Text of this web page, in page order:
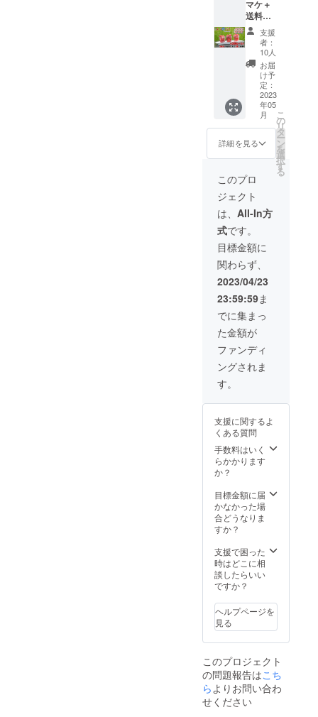
下さ
い。 配
送方
法：ヤ
マト運
輸の冷
凍便で
お届け
させて
いただ
きま
す。※配
送業者
の指定
かねま
す。 送
料：送
料込 ■
ら到着
の目安
・関西
以西：
発送
後、翌
日着予
定 ・関
西以
東：発
送後、
翌々日
着予定
縄・離
島への
配送は
行って
おりま
せん。
安※お届
け日目
安につ
候や気
候、交
通状況
などに
届けが
り、前
後する
場合も
ござい
ますの
で、予
めご了
福岡県
産 内容
(1袋)：
福岡県
産真空
冷凍あ
まおう
約300g
賞味期
限：冷
凍で製
造より
半年、
早めに
上がり
下さ
い。 保
存方
法：
18℃以
下の冷
凍庫で
てくだ
さい。
保存後
も半年
以内に
お召し
上がり
送方
法：ヤ
マト運
輸の冷
凍便で
お届け
きま
す。※配
送業者
かねま
す。 送
料：送
料込 ■
ら到着
の目安
・関西
以西：
後、翌
日着予
定 ・関
西以
冷凍し
て､美味
しさそ
のまま♪
商品情
報：冷
凍あま
おう(約
300g)×
10袋 原
産地：
福岡県
産 内容
産真空
冷凍あ
まおう
約300g
賞味期
限：冷
凍で製
造より
半年、
解凍後
は、お
早めに
お召し
上がり
下さ
い。 保
存方
法：
凍庫で
保存し
てくだ
さい。
保存後
も半年
上がり
下さ
い。 配
マト運
輸の冷
凍便で
お届け
いただ
きま
す。※配
送業者
は出来
かねま
す。 送
料：送
料込 ■
マケ＋
送料
込】新
鮮♪朝摘
み冷凍
あま凍
おう約
300g×6
袋 5袋
のリ
ターン
金額
で、も
う1袋オ
マケで
ご提供♪
獲れた
その日
のうち
に真空
冷凍し
て､美味
しさそ
のまま♪
商品情
報：冷
凍あま
おう(約
300g)×
6袋 原
産地：
福岡県
産 内容
産真空
まおう
約300g
賞味期
限：冷
凍で製
半年、
解凍後
は、お
早めに
上がり
下さ
い。 保
存方
18℃以
下の冷
凍庫で
保存し
さい。
保存後
も半年
以内に
お召し
支援
者：
10人
お届
け予
定：
2023
年05
月
詳細を見る
こ
の
リ
タ
ー
ン
を
選
択
す
る
このプロ
ジェクト
は、 All-In方
式です。
目標金額に
関わらず、
2023/04/23
23:59:59ま
でに集まっ
た金額が
ファンディ
ングされま
す。
支援に関するよ
くある質問
手数料はいく
らかかります
か？
目標金額に届
かなかった場
合どうなりま
すか？
支援で困った
時はどこに相
談したらいい
ですか？
ヘルプページを
見る
このプロジェクト
の問題報告はこち
ら よりお問い合わ
せください